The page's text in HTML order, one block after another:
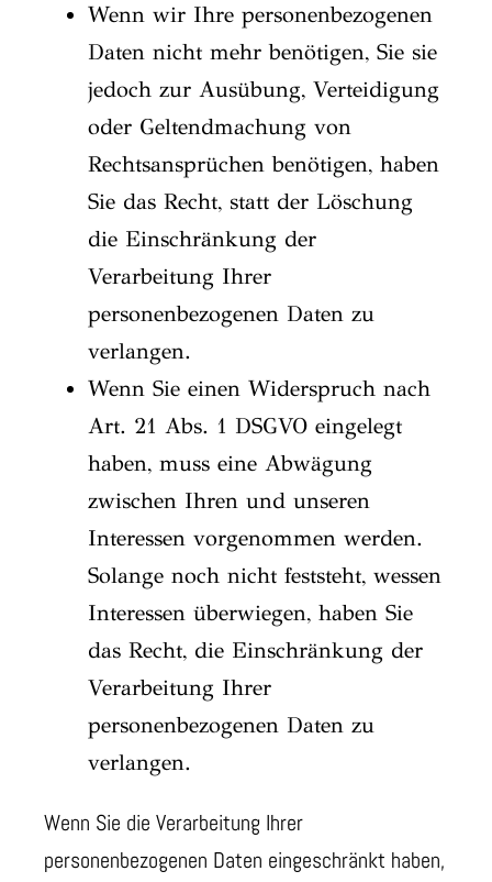
Wenn wir Ihre personenbezogenen
Daten nicht mehr benötigen, Sie sie
jedoch zur Ausübung, Verteidigung
oder Geltendmachung von
Rechtsansprüchen benötigen, haben
Sie das Recht, statt der Löschung
die Einschränkung der
Verarbeitung Ihrer
personenbezogenen Daten zu
verlangen.
Wenn Sie einen Widerspruch nach
Art. 21 Abs. 1 DSGVO eingelegt
haben, muss eine Abwägung
zwischen Ihren und unseren
Interessen vorgenommen werden.
Solange noch nicht feststeht, wessen
Interessen überwiegen, haben Sie
das Recht, die Einschränkung der
Verarbeitung Ihrer
personenbezogenen Daten zu
verlangen.
Wenn Sie die Verarbeitung Ihrer
personenbezogenen Daten eingeschränkt haben,